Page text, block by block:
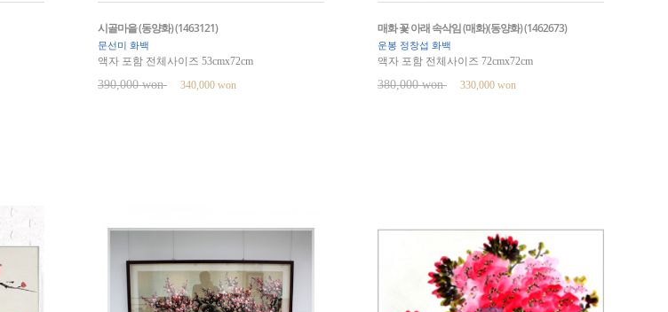
시골마을 (동양화) (1463121)
문선미 화백
액자 포함 전체사이즈 53cmx72cm
390,000 won 340,000 won
매화 꽃 아래 속삭임 (매화)(동양화) (1462673)
운봉 정창섭 화백
액자 포함 전체사이즈 72cmx72cm
380,000 won 330,000 won